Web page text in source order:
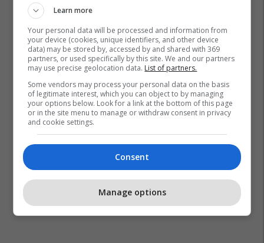
Learn more
Your personal data will be processed and information from
your device (cookies, unique identifiers, and other device
data) may be stored by, accessed by and shared with 369
partners, or used specifically by this site. We and our partners
may use precise geolocation data. List of partners.
Some vendors may process your personal data on the basis
of legitimate interest, which you can object to by managing
your options below. Look for a link at the bottom of this page
or in the site menu to manage or withdraw consent in privacy
and cookie settings.
Consent
Manage options